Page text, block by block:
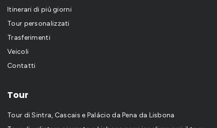
Itinerari di più giorni
Tour personalizzati
Trasferimenti
Veicoli
Contatti
Tour
Tour di Sintra, Cascais e Palácio da Pena da Lisbona